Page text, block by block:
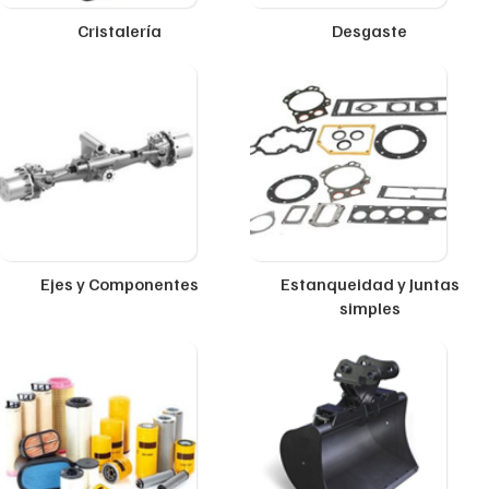
Cristalería Desgaste
Ejes y Componentes
Estanqueidad y Juntas
simples